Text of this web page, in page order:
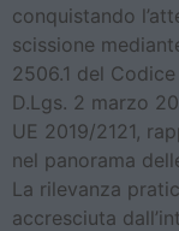
conquistando
scissione
2506.1 del
D.Lgs. 2 marzo
UE 2019/2121,
nel panorama
La rilevanza
accresciuta